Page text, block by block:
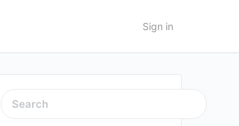
Sign in
SEARCH
FOR: